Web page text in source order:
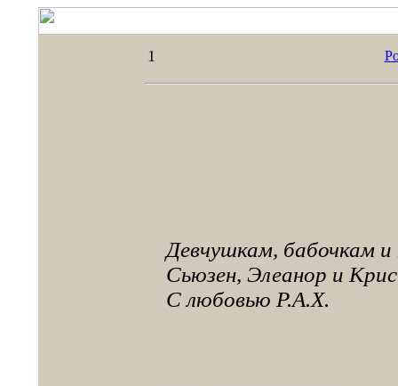
1
Девчушкам, бабочкам
Сьюзен, Элеанор и
С любовью Р.А.Х.